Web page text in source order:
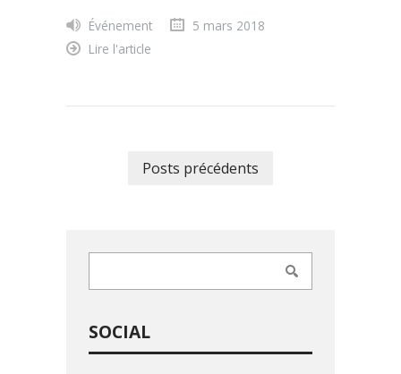
Événement
5 mars 2018
Lire l'article
Posts précédents
SOCIAL